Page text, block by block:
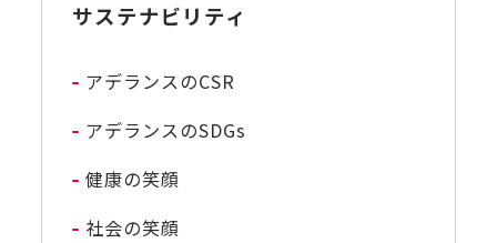
サステナビリティ
アデランスのCSR
アデランスのSDGs
健康の笑顔
社会の笑顔